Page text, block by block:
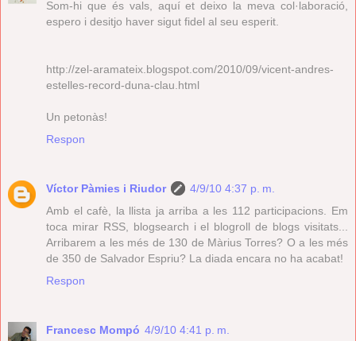
Som-hi que és vals, aquí et deixo la meva col·laboració,
espero i desitjo haver sigut fidel al seu esperit.
http://zel-aramateix.blogspot.com/2010/09/vicent-andres-
estelles-record-duna-clau.html
Un petonàs!
Respon
Víctor Pàmies i Riudor
4/9/10 4:37 p. m.
Amb el cafè, la llista ja arriba a les 112 participacions. Em
toca mirar RSS, blogsearch i el blogroll de blogs visitats...
Arribarem a les més de 130 de Màrius Torres? O a les més
de 350 de Salvador Espriu? La diada encara no ha acabat!
Respon
Francesc Mompó 4/9/10 4:41 p. m.